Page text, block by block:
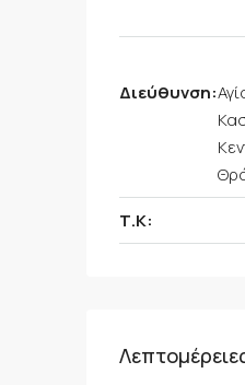
Διεύθυνση:
Τ.Κ: